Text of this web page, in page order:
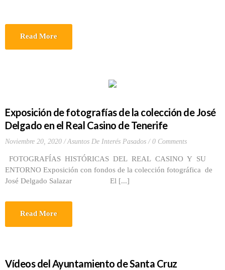
Read More
Exposición de fotografías de la colección de José
Delgado en el Real Casino de Tenerife
Noviembre 20, 2020 Asuntos De Interés Pasados 0 Comments
FOTOGRAFÍAS HISTÓRICAS DEL REAL CASINO Y SU
ENTORNO Exposición con fondos de la colección fotográfica de
José Delgado Salazar El [...]
Read More
Vídeos del Ayuntamiento de Santa Cruz